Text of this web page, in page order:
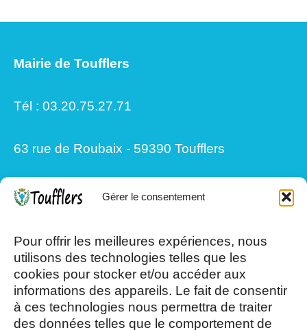
Gérer le consentement
Pour offrir les meilleures expériences, nous
utilisons des technologies telles que les
cookies pour stocker et/ou accéder aux
informations des appareils. Le fait de consentir
à ces technologies nous permettra de traiter
des données telles que le comportement de
Mairie de Toufflers
Tél : 03.20.75.27.71
63 rue de Roubaix - 59390 Toufflers
13h30/17h15
Mercredi et Samedi : 8h- 12h